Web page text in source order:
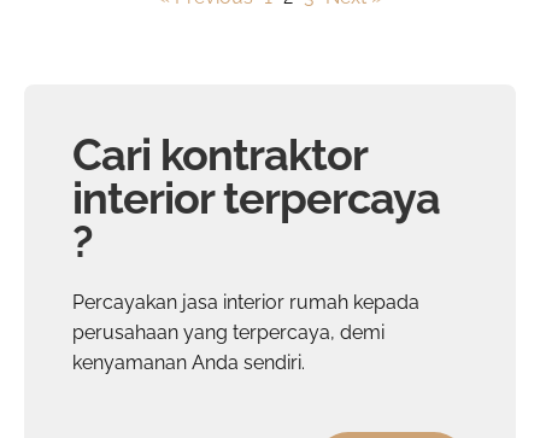
Cari kontraktor
interior terpercaya
?
Percayakan jasa interior rumah kepada
perusahaan yang terpercaya, demi
kenyamanan Anda sendiri.